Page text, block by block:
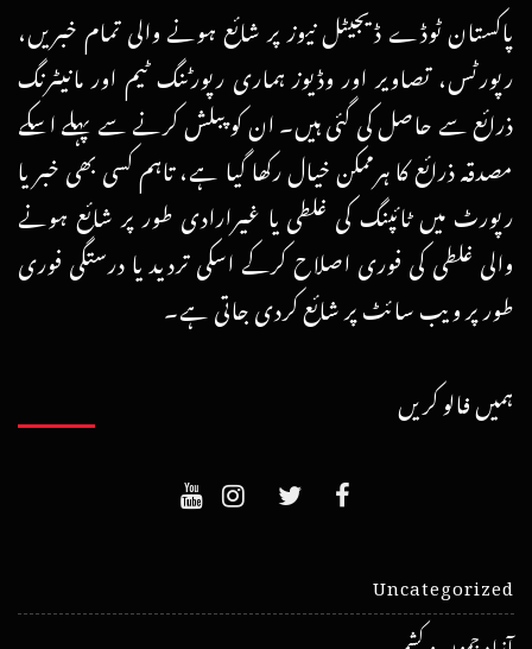
پاکستان ٹوڈے ڈیجیٹل نیوز پر شائع ہونے والی تمام خبریں،
رپورٹس، تصاویر اور وڈیوز ہماری رپورٹنگ ٹیم اور مانیٹرنگ
ذرائع سے حاصل کی گئی ہیں۔ ان کو پبلش کرنے سے پہلے اسکے
مصدقہ ذرائع کا ہرممکن خیال رکھا گیا ہے، تاہم کسی بھی خبر یا
رپورٹ میں ٹائپنگ کی غلطی یا غیرارادی طور پر شائع ہونے
والی غلطی کی فوری اصلاح کرکے اسکی تردید یا درستگی فوری
طور پر ویب سائٹ پر شائع کردی جاتی ہے۔
ہمیں فالو کریں
Uncategorized